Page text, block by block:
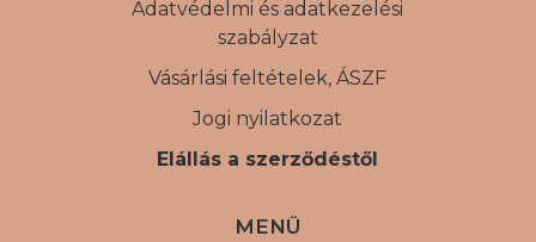
Adatvédelmi és adatkezelési
szabályzat
Vásárlási feltételek, ÁSZF
Jogi nyilatkozat
Elállás a szerződéstől
MENÜ